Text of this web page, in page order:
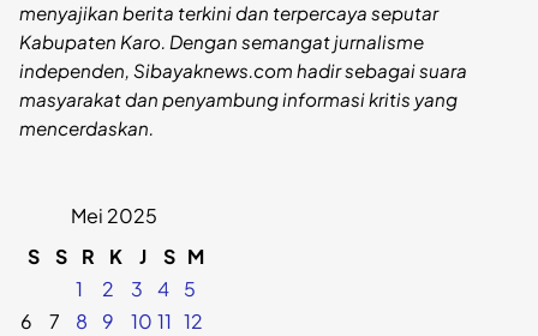
menyajikan berita terkini dan terpercaya seputar
Kabupaten Karo. Dengan semangat jurnalisme
independen, Sibayaknews.com hadir sebagai suara
masyarakat dan penyambung informasi kritis yang
mencerdaskan.
Mei 2025
S
S R K J S M
1
2 3 4
5
6
7 8 9 10 11 12